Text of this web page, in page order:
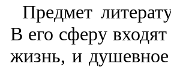
Предмет
В его сферу
жизнь, и